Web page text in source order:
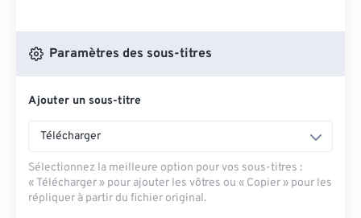
Paramètres des sous-titres
Ajouter un sous-titre
Télécharger
Sélectionnez la meilleure option pour vos sous-titres :
« Télécharger » pour ajouter les vôtres ou « Copier » pour les
répliquer à partir du fichier original.